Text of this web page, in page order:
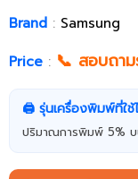
Brand : Samsung
Price : 📞 สอบถา
🖨️ รุ่นเครื่องพิมพ์ที่ใ
ปริมาณการพิมพ์ 5% บ